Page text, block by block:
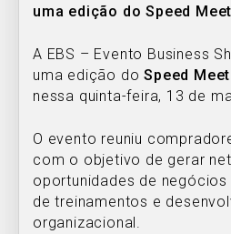
uma edição do Speed
A EBS – Evento Business
uma edição doSpeed
nessa quinta-feira, 13 de
O evento reuniu
com o objetivo de gerar
oportunidades de
de treinamentos e
organizacional.